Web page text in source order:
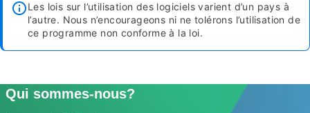
Les lois sur l’utilisation des logiciels varient d’un pays à
l’autre. Nous n’encourageons ni ne tolérons l’utilisation de
ce programme non conforme à la loi.
Qui sommes-nous?